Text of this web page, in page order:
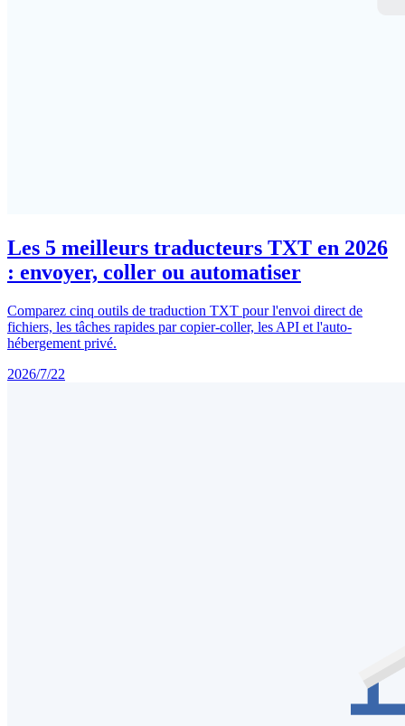
Les 5 meilleurs traducteurs TXT en 2026
: envoyer, coller ou automatiser
Comparez cinq outils de traduction TXT pour l'envoi direct de
fichiers, les tâches rapides par copier-coller, les API et l'auto-
hébergement privé.
2026/7/22